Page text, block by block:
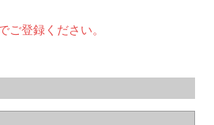
登録ください。